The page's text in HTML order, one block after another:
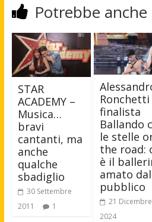
Potrebbe
STAR
ACADEMY –
Musica…
bravi
cantanti, ma
anche
qualche
sbadiglio
30 Settembre
2011
1
Ronchetti
finalista
Ballando
le stelle
the road:
è il
amato dal
pubblico
21 Dicembre
2024